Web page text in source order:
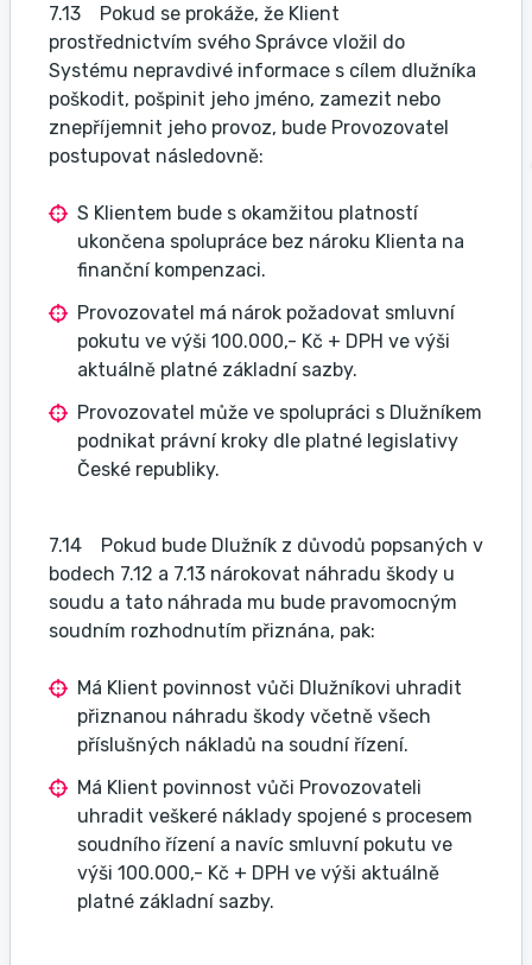
7.13 Pokud se prokáže, že Klient
prostřednictvím svého Správce vložil do
Systému nepravdivé informace s cílem dlužníka
poškodit, pošpinit jeho jméno, zamezit nebo
znepříjemnit jeho provoz, bude Provozovatel
postupovat následovně:
S Klientem bude s okamžitou platností
ukončena spolupráce bez nároku Klienta na
finanční kompenzaci.
Provozovatel má nárok požadovat smluvní
pokutu ve výši 100.000,- Kč + DPH ve výši
aktuálně platné základní sazby.
Provozovatel může ve spolupráci s Dlužníkem
podnikat právní kroky dle platné legislativy
České republiky.
7.14 Pokud bude Dlužník z důvodů popsaných v
bodech 7.12 a 7.13 nárokovat náhradu škody u
soudu a tato náhrada mu bude pravomocným
soudním rozhodnutím přiznána, pak:
Má Klient povinnost vůči Dlužníkovi uhradit
přiznanou náhradu škody včetně všech
příslušných nákladů na soudní řízení.
Má Klient povinnost vůči Provozovateli
uhradit veškeré náklady spojené s procesem
soudního řízení a navíc smluvní pokutu ve
výši 100.000,- Kč + DPH ve výši aktuálně
platné základní sazby.